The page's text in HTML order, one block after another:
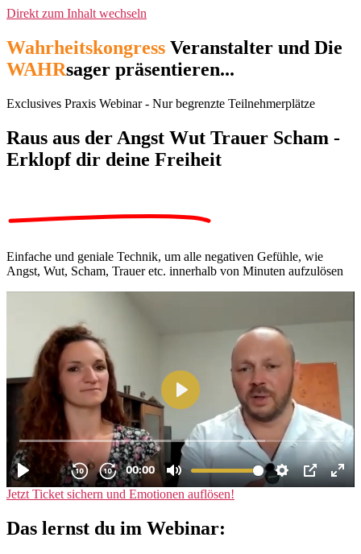
Direkt zum Inhalt wechseln
Wahrheitskongress Veranstalter und Die
WAHRsager präsentieren...
Exclusives Praxis Webinar - Nur begrenzte Teilnehmerplätze
Raus aus der Angst Wut Trauer Scham -
Erklopf dir deine Freiheit
Einfache und geniale Technik, um alle negativen Gefühle, wie
Angst, Wut, Scham, Trauer etc. innerhalb von Minuten aufzulösen
Jetzt Ticket sichern und Emotionen auflösen!
Das lernst du im Webinar: